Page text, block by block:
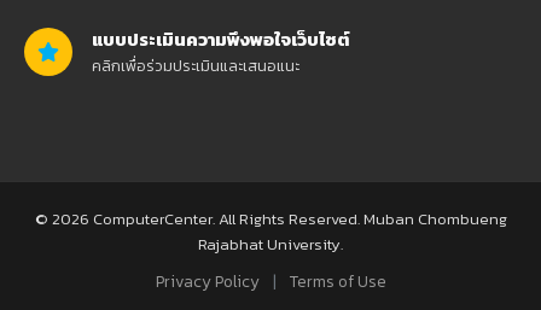
แบบประเมินความพึงพอใจเว็บไซต์
คลิกเพื่อร่วมประเมินและเสนอแนะ
© 2026 ComputerCenter. All Rights Reserved. Muban Chombueng
Rajabhat University.
Privacy Policy | Terms of Use